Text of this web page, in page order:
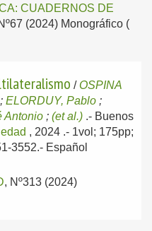
CUADERNOS DE
(2024) Monográfico (
/ OSPINA
; ELORDUY, Pablo ;
Antonio ; (et al.) .- Buenos
, 2024 .- 1vol; 175pp;
3552.- Español
, Nº313 (2024)